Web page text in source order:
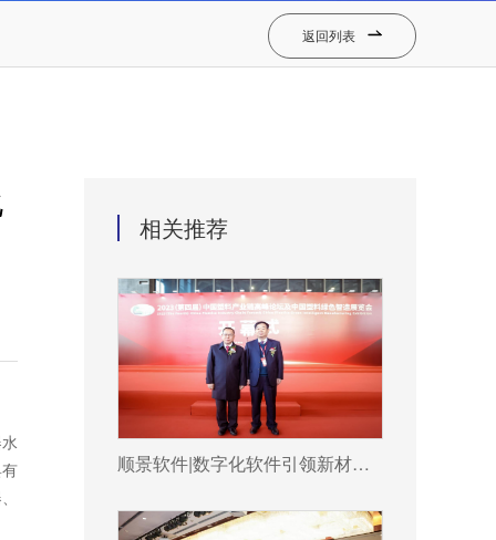
返回列表 
相关推荐
顺景软件|数字化软件引领新材料产业绿色智造新篇章